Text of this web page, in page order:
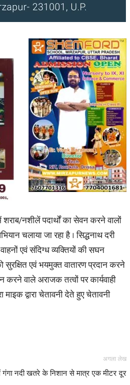
News
Paper
शराब/नशीलें पदार्थों का सेवन करने वालों
चलाया जा रहा है । सिद्धनाथ दरी
एवं संदिग्ध व्यक्तियों की सघन
एवं भयमुक्त वातारण प्रदान करने
वाले अराजक तत्वों पर कार्यवाही
द्वारा चेतावनी देते हुए चेतावनी
अगला लेख
गंगा नदी खतरे के निशान से मात्र एक मीटर दूर